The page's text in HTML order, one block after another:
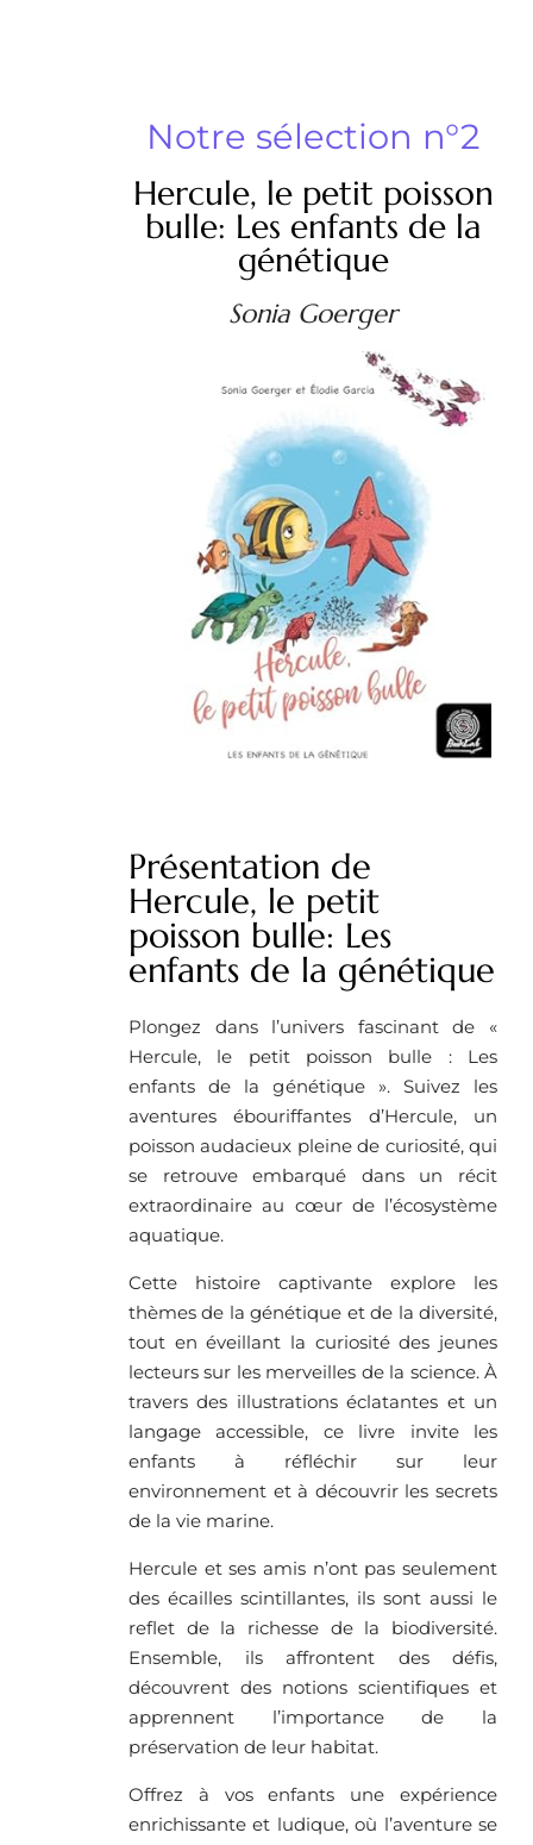
Notre sélection n°2
Hercule, le petit poisson
bulle: Les enfants de la
génétique
Sonia Goerger
Présentation de
Hercule, le petit
poisson bulle: Les
enfants de la génétique
Plongez dans l’univers fascinant de «
Hercule, le petit poisson bulle : Les
enfants de la génétique ». Suivez les
aventures ébouriffantes d’Hercule, un
poisson audacieux pleine de curiosité, qui
se retrouve embarqué dans un récit
extraordinaire au cœur de l’écosystème
aquatique.
Cette histoire captivante explore les
thèmes de la génétique et de la diversité,
tout en éveillant la curiosité des jeunes
lecteurs sur les merveilles de la science. À
travers des illustrations éclatantes et un
langage accessible, ce livre invite les
enfants à réfléchir sur leur
environnement et à découvrir les secrets
de la vie marine.
Hercule et ses amis n’ont pas seulement
des écailles scintillantes, ils sont aussi le
reflet de la richesse de la biodiversité.
Ensemble, ils affrontent des défis,
découvrent des notions scientifiques et
apprennent l’importance de la
préservation de leur habitat.
Offrez à vos enfants une expérience
enrichissante et ludique, où l’aventure se